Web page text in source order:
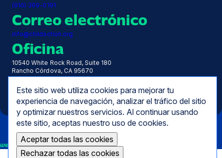
Este sitio web utiliza cookies para mejorar tu
experiencia de navegación, analizar el tráfico del sitio
y optimizar nuestros servicios. Al continuar usando
este sitio, aceptas nuestro uso de cookies.
Aceptar todas las cookies
Rechazar todas las cookies
(916) 369-0191
Correo electrónico
info@childaction.org
Oficina
10540 White Rock Road, Suite 180
Rancho Córdova, CA 95670
Horas
De lunes a viernes, de 7.30 a 17.00 horas
we empower